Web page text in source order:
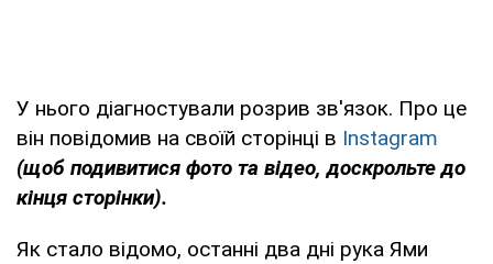
У нього діагностували розрив зв'язок. Про це
він повідомив на своїй сторінці в Instagram
(щоб подивитися фото та відео, доскрольте до
кінця сторінки).
Як стало відомо, останні два дні рука Ями